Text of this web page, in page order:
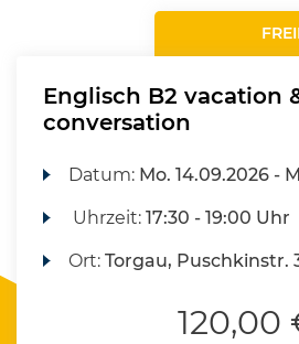
Englisch B2 vacation
conversation
Datum: Mo. 14.09.2026 -
Uhrzeit:17:30 - 19:00 Uhr
Ort:Torgau, Puschkinstr.
120,00